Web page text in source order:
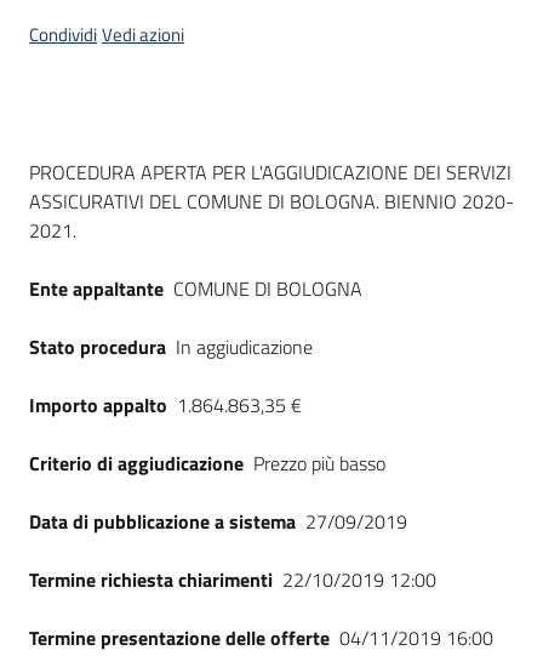
English
site
Seguici
CondividiVedi azioni
Dati del bando
PROCEDURA APERTA PER L'AGGIUDICAZIONE DEI SERVIZI
ASSICURATIVI DEL COMUNE DI BOLOGNA. BIENNIO 2020-
2021.
Ente appaltante COMUNE DI BOLOGNA
Stato procedura In aggiudicazione
Importo appalto 1.864.863,35 €
Criterio di aggiudicazione Prezzo più basso
Data di pubblicazione a sistema 27/09/2019
Termine richiesta chiarimenti 22/10/2019 12:00
Termine presentazione delle offerte 04/11/2019 16:00